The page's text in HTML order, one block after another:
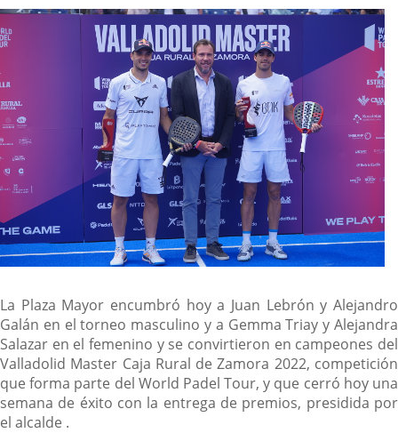
La Plaza Mayor encumbró hoy a Juan Lebrón y Alejandro
Galán en el torneo masculino y a Gemma Triay y Alejandra
Salazar en el femenino y se convirtieron en campeones del
Valladolid Master Caja Rural de Zamora 2022, competición
que forma parte del World Padel Tour, y que cerró hoy una
semana de éxito con la entrega de premios, presidida por
el alcalde .